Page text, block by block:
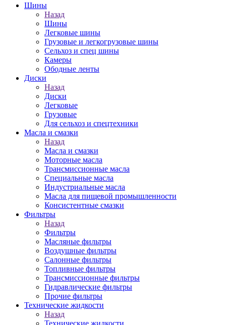
Шины
Назад
Шины
Легковые шины
Грузовые и легкогрузовые шины
Сельхоз и спец шины
Камеры
Ободные ленты
Диски
Назад
Диски
Легковые
Грузовые
Для сельхоз и спецтехники
Масла и смазки
Назад
Масла и смазки
Моторные масла
Трансмиссионные масла
Специальные масла
Индустриальные масла
Масла для пищевой промышленности
Консистентные смазки
Фильтры
Назад
Фильтры
Масляные фильтры
Воздушные фильтры
Салонные фильтры
Топливные фильтры
Трансмиссионные фильтры
Гидравлические фильтры
Прочие фильтры
Технические жидкости
Назад
Технические жидкости